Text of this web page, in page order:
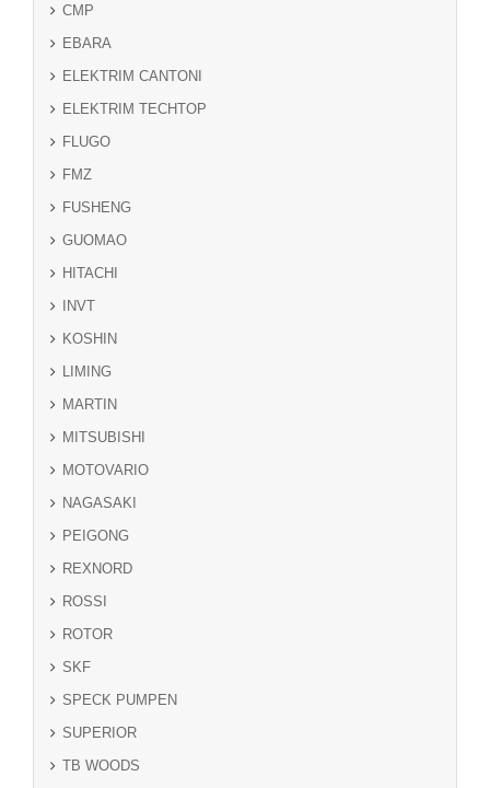
CMP
EBARA
ELEKTRIM CANTONI
ELEKTRIM TECHTOP
FLUGO
FMZ
FUSHENG
GUOMAO
HITACHI
INVT
KOSHIN
LIMING
MARTIN
MITSUBISHI
MOTOVARIO
NAGASAKI
PEIGONG
REXNORD
ROSSI
ROTOR
SKF
SPECK PUMPEN
SUPERIOR
TB WOODS